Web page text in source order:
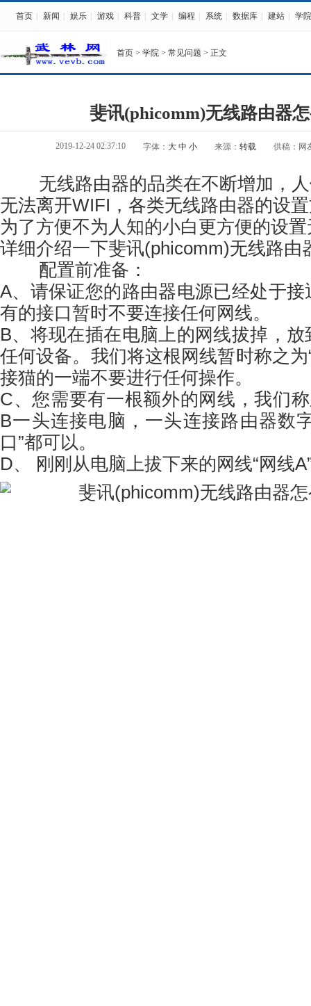
首页 新闻 娱乐 游戏 科普 文学 编程 系统 数据库 建站 学院
首页 > 学院 > 常见问题 > 正文
斐讯(phicomm)无线路由器
2019-12-24 02:37:10 字体： 大 中 小 来源： 转载 供稿：网
无线路由器的品类在不断增加，人
无法离开WIFI，各类无线路由器的设
为了方便不为人知的小白更方便的设
详细介绍一下斐讯(phicomm)无线路由
配置前准备：
A、请保证您的路由器电源已经处于
有的接口暂时不要连接任何网线。
B、将现在插在电脑上的网线拔掉，
任何设备。我们将这根网线暂时称之为
接猫的一端不要进行任何操作。
C、您需要有一根额外的网线，我们
B一头连接电脑，一头连接路由器数
口”都可以。
D、 刚刚从电脑上拔下来的网线“网线